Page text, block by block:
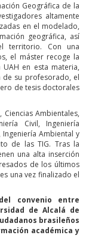
Geográfica de la
altamente
en el modelado,
geográfica, así
territorio. Con una
el máster recoge la
en esta materia,
de su profesorado, el
de tesis doctorales
Ambientales,
Civil, Ingeniería
Ambiental y
de las TIG. Tras la
una alta inserción
de los últimos
una vez finalizado el
convenio entre
de Alcalá de
brasileños
académica y